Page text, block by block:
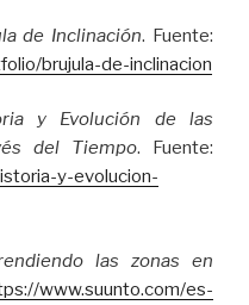
de Inclinación. Fuente:
brujula-de-inclinacion
y Evolución de las
del Tiempo. Fuente:
y-evolucion-
las zonas en
www.suunto.com/es-